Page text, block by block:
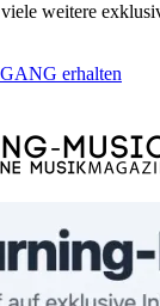
weitere
erhalten